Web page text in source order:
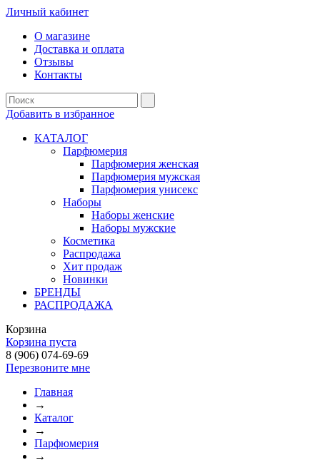
Личный кабинет
О магазине
Доставка и оплата
Отзывы
Контакты
Добавить в избранное
КАТАЛОГ
Парфюмерия
Парфюмерия женская
Парфюмерия мужская
Парфюмерия унисекс
Наборы
Наборы женские
Наборы мужские
Косметика
Распродажа
Хит продаж
Новинки
БРЕНДЫ
РАСПРОДАЖА
Корзина
Корзина пуста
8 (906) 074-69-69
Перезвоните мне
Главная
→
Каталог
→
Парфюмерия
→